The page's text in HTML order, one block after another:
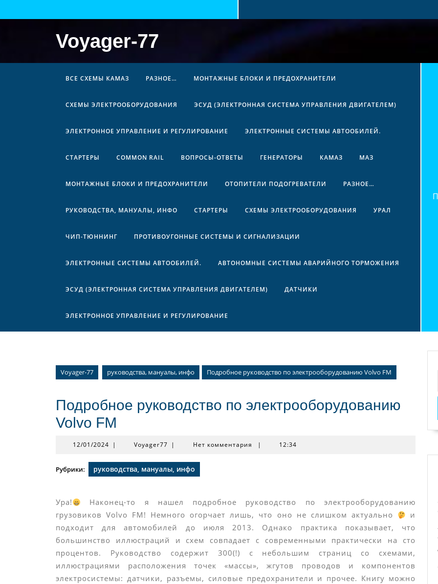
Voyager-77
ВСЕ СХЕМЫ КАМАЗ РАЗНОЕ… МОНТАЖНЫЕ БЛОКИ И ПРЕДОХРАНИТЕЛИ
СХЕМЫ ЭЛЕКТРООБОРУДОВАНИЯ ЭСУД (ЭЛЕКТРОННАЯ СИСТЕМА УПРАВЛЕНИЯ ДВИГАТЕЛЕМ)
ЭЛЕКТРОННОЕ УПРАВЛЕНИЕ И РЕГУЛИРОВАНИЕ ЭЛЕКТРОННЫЕ СИСТЕМЫ АВТООБИЛЕЙ.
СТАРТЕРЫ COMMON RAIL ВОПРОСЫ-ОТВЕТЫ ГЕНЕРАТОРЫ КАМАЗ МАЗ
МОНТАЖНЫЕ БЛОКИ И ПРЕДОХРАНИТЕЛИ ОТОПИТЕЛИ ПОДОГРЕВАТЕЛИ РАЗНОЕ…
РУКОВОДСТВА, МАНУАЛЫ, ИНФО СТАРТЕРЫ СХЕМЫ ЭЛЕКТРООБОРУДОВАНИЯ УРАЛ
ЧИП-ТЮННИНГ ПРОТИВОУГОННЫЕ СИСТЕМЫ И СИГНАЛИЗАЦИИ
ЭЛЕКТРОННЫЕ СИСТЕМЫ АВТООБИЛЕЙ. АВТОНОМНЫЕ СИСТЕМЫ АВАРИЙНОГО ТОРМОЖЕНИЯ
ЭСУД (ЭЛЕКТРОННАЯ СИСТЕМА УПРАВЛЕНИЯ ДВИГАТЕЛЕМ) ДАТЧИКИ
ЭЛЕКТРОННОЕ УПРАВЛЕНИЕ И РЕГУЛИРОВАНИЕ
Voyager-77 руководства, мануалы, инфо Подробное руководство по электрооборудованию Volvo FM
Подробное руководство по электрооборудованию
Volvo FM
12/01/2024 12/01/2024
| Voyager77 Voyager77
| Нет комментария | 12:34
Рубрики: руководства, мануалы, инфо
Ура!
Наконец-то я нашел подробное руководство по электрооборудованию
грузовиков Volvo FM! Немного огорчает лишь, что оно не слишком актуально
и
подходит для автомобилей до июля 2013. Однако практика показывает, что
большинство иллюстраций и схем совпадает с современными практически на сто
процентов. Руководство содержит 300(!) с небольшим страниц со схемами,
иллюстрациями расположения точек «массы», жгутов проводов и компонентов
электросистемы: датчики, разъемы, силовые предохранители и прочее. Книгу можно